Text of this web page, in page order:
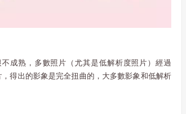
成熟，多數照片（尤其是低解析度照片）經過
得出的影象是完全扭曲的，大多數影象和低解析